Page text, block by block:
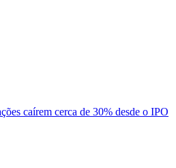
caírem cerca de 30% desde o IPO